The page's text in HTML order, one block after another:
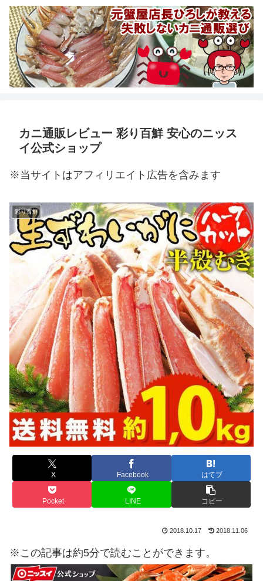
カニ通販レビュー 彩り百鮮 安心のニッス
イ公式ショップ
※当サイトはアフィリエイト広告を含みます
彩り百鮮
X Facebook はてブ
Pocket LINE コピー
2018.10.17 2018.11.06
※この記事は約5分で読むことができます。